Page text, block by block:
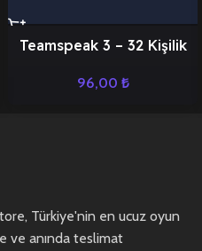
Teamspeak 3 – 32 Kişilik
96,00 ₺
Türkiye'nin en ucuz oyun
ve anında teslimat